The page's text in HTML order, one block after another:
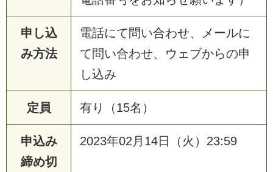
申し込
み方法
電話にて問い合わせ、メールに
て問い合わせ、ウェブからの申
し込み
定員 有り（15名）
申込み
締め切
2023年02月14日（火）23:59